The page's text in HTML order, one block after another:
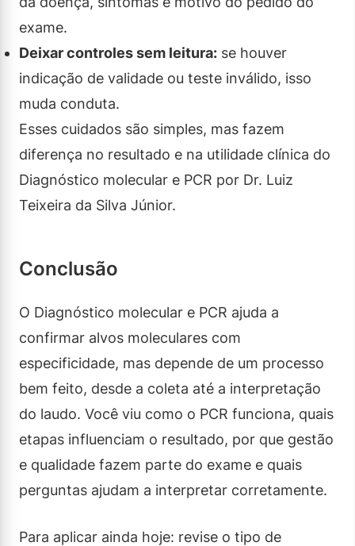
exame.
Deixar controles sem leitura: se houver
indicação de validade ou teste inválido, isso
muda conduta.
Esses cuidados são simples, mas fazem
diferença no resultado e na utilidade clínica do
Diagnóstico molecular e PCR por Dr. Luiz
Teixeira da Silva Júnior.
Conclusão
O Diagnóstico molecular e PCR ajuda a
confirmar alvos moleculares com
especificidade, mas depende de um processo
bem feito, desde a coleta até a interpretação
do laudo. Você viu como o PCR funciona, quais
etapas influenciam o resultado, por que gestão
e qualidade fazem parte do exame e quais
perguntas ajudam a interpretar corretamente.
Para aplicar ainda hoje: revise o tipo de